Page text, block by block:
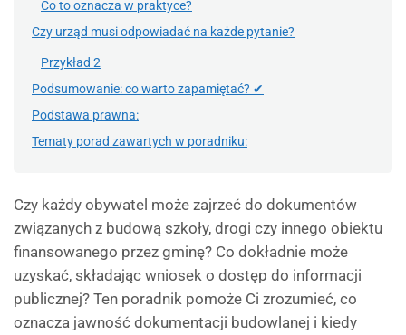
Co to oznacza w praktyce?
Czy urząd musi odpowiadać na każde pytanie?
Przykład 2
Podsumowanie: co warto zapamiętać? ✔
Podstawa prawna:
Tematy porad zawartych w poradniku:
Czy każdy obywatel może zajrzeć do dokumentów
związanych z budową szkoły, drogi czy innego obiektu
finansowanego przez gminę? Co dokładnie może
uzyskać, składając wniosek o dostęp do informacji
publicznej? Ten poradnik pomoże Ci zrozumieć, co
oznacza jawność dokumentacji budowlanej i kiedy